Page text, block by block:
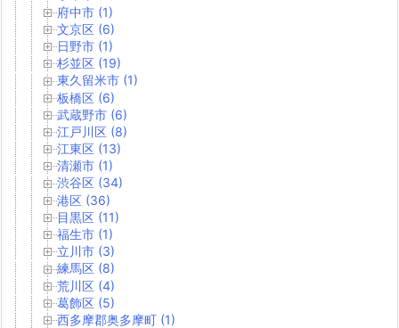
府中市 (1)
文京区 (6)
日野市 (1)
杉並区 (19)
東久留米市 (1)
板橋区 (6)
武蔵野市 (6)
江戸川区 (8)
江東区 (13)
清瀬市 (1)
渋谷区 (34)
港区 (36)
目黒区 (11)
福生市 (1)
立川市 (3)
練馬区 (8)
荒川区 (4)
葛飾区 (5)
西多摩郡奥多摩町 (1)